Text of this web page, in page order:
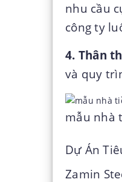
nhu cầu
công ty
4. Thân
và quy
mẫu nhà
Dự Án
Zamin